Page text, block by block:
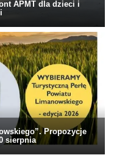
APMT dla dzieci i
Propozycje
sierpnia